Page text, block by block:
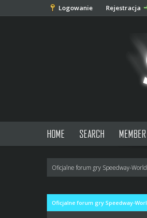
Logowanie Rejestracja
HOME SEARCH
Oficjalne forum gry Speedway-World
Oficjalne forum gry Speedway-